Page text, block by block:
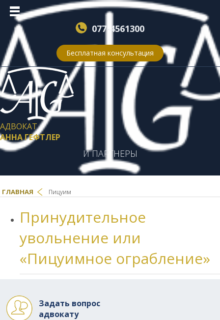
077-4561300
Бесплатная консультация
АДВОКАТ
АННА ГЕФТЛЕР
И ПАРТНЕРЫ
ГЛАВНАЯ Пицуим
Принудительное
увольнение или
«Пицуимное ограбление»
Задать вопрос
адвокату